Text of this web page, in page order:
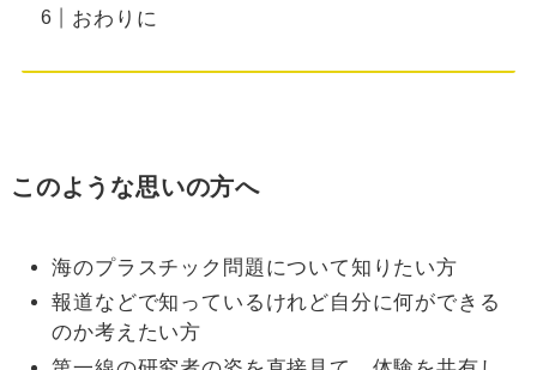
おわりに
このような思いの方へ
海のプラスチック問題について知りたい方
報道などで知っているけれど自分に何ができる
のか考えたい方